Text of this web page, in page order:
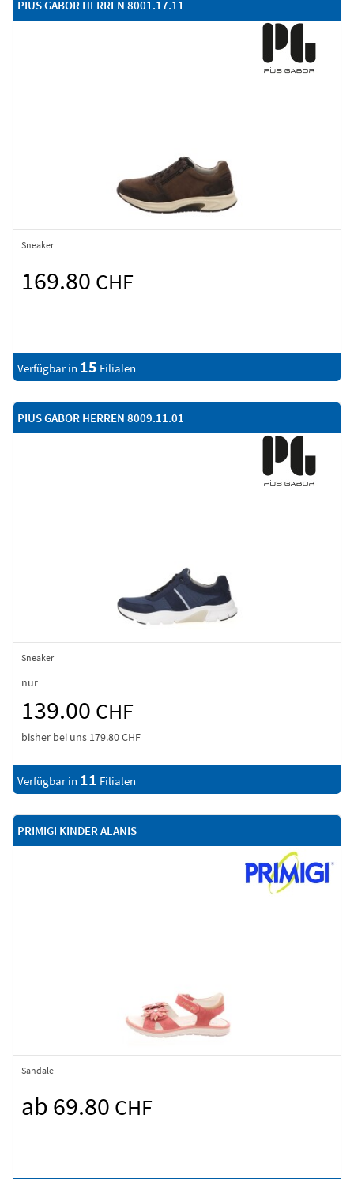
PIUS GABOR HERREN 8001.17.11
Sneaker
169.80 CHF
Verfügbar in 15 Filialen
PIUS GABOR HERREN 8009.11.01
Sneaker
nur
139.00 CHF
bisher bei uns 179.80 CHF
Verfügbar in 11 Filialen
PRIMIGI KINDER ALANIS
Sandale
ab 69.80 CHF